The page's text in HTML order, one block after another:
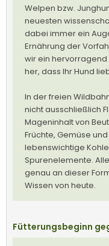
Welpen bzw.
neuesten
dabei immer ein
Ernährung der
wir ein
her, dass Ihr Hund
In der freien
nicht ausschließlich
Mageninhalt von
Früchte, Gemüse
lebenswichtige
Spurenelemente.
genau an dieser
Wissen von heute.
Fütterungsbeginn